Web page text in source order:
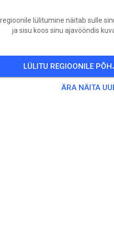
Rohkem üritusi
JÄLGI
lülitumine näitab sulle
ja sisu koos sinu ajavööndis
LÜLITU REGIOONILE
ÄRA NÄITA